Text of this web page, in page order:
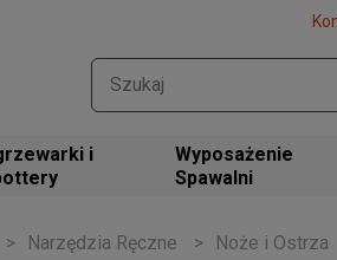
i
Wyposażenie
Spawalni
Narzędzia Ręczne Noże i Ostrza